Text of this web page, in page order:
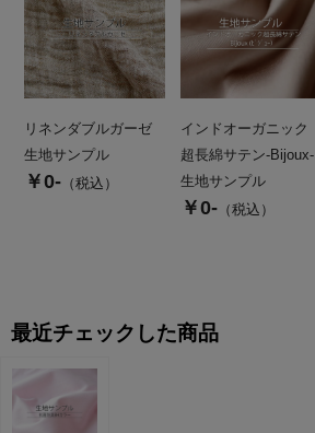
リネンダブルガーゼ
生地サンプル
￥0- （税込）
インドオーガニック
超長綿サテン-Bijoux-
生地サンプル
￥0- （税込）
最近チェックした商品